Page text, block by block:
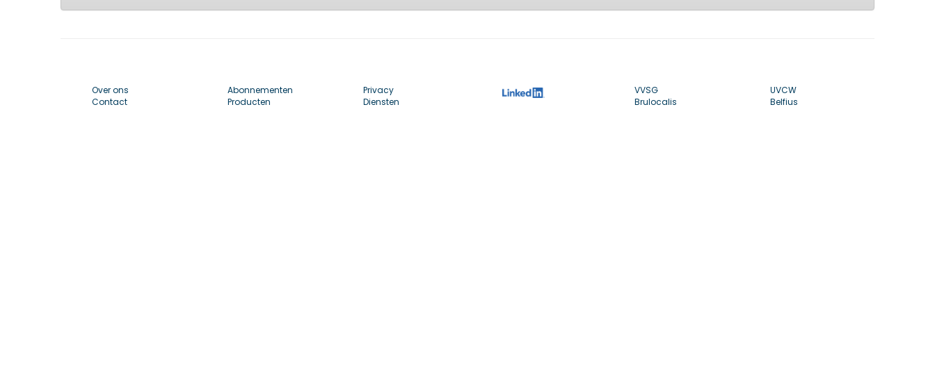
Over ons
Contact
Abonnementen
Producten
Privacy
Diensten
VVSG
Brulocalis
UVCW
Belfius